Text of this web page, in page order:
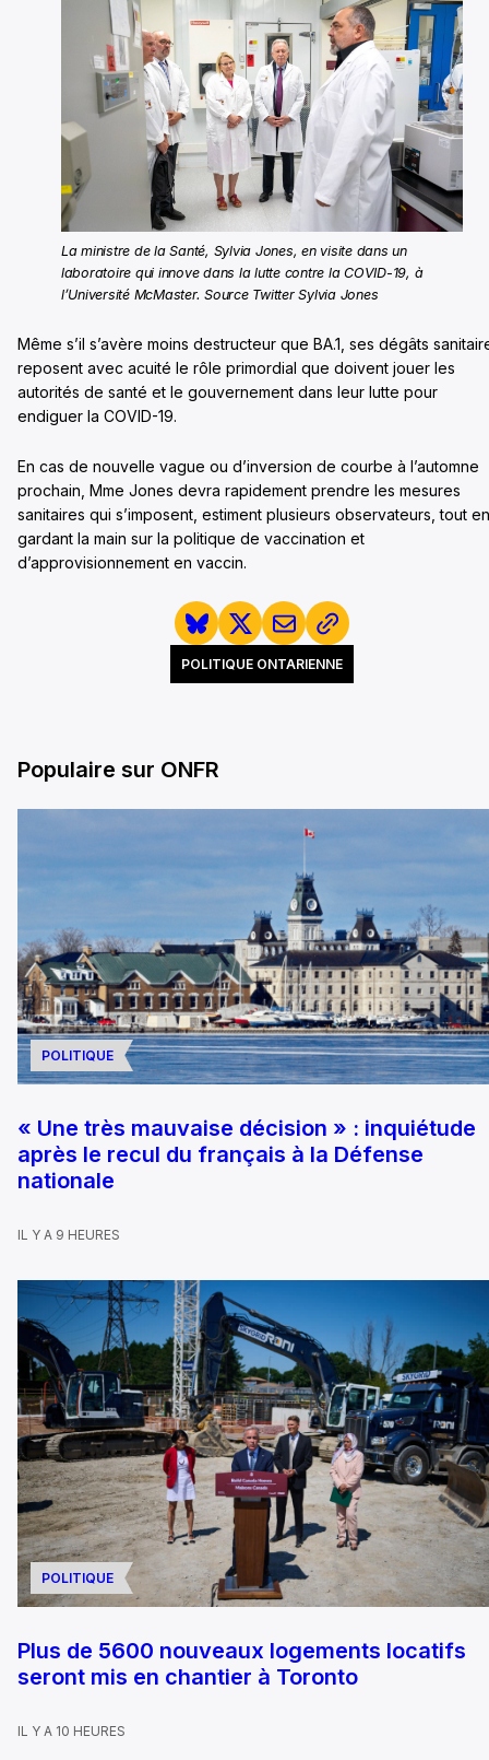
La ministre de la Santé, Sylvia Jones, en visite dans un
laboratoire qui innove dans la lutte contre la COVID-19, à
l’Université McMaster. Source Twitter Sylvia Jones
Même s’il s’avère moins destructeur que BA.1, ses dégâts
reposent avec acuité le rôle primordial que doivent jouer les
autorités de santé et le gouvernement dans leur lutte pour
endiguer la COVID-19.
En cas de nouvelle vague ou d’inversion de courbe à l’automne
prochain, Mme Jones devra rapidement prendre les mesures
sanitaires qui s’imposent, estiment plusieurs observateurs, tout en
gardant la main sur la politique de vaccination et
d’approvisionnement en vaccin.
POLITIQUE ONTARIENNE
Populaire sur ONFR
POLITIQUE
« Une très mauvaise décision » : inquiétude
après le recul du français à la Défense
nationale
IL Y A 9 HEURES
POLITIQUE
Plus de 5600 nouveaux logements locatifs
seront mis en chantier à Toronto
IL Y A 10 HEURES